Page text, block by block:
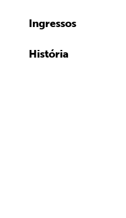
Ingressos
História